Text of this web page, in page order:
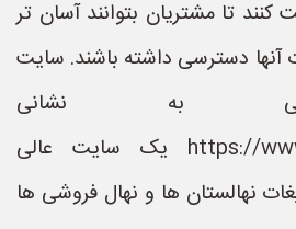
کنند تا مشتریان بتوانند آسان تر
آنها دسترسی داشته باشند. سایت
به نشانی
https://www.NahalForooshi.ir یک سایت عالی
نهالستان ها و نهال فروشی ها